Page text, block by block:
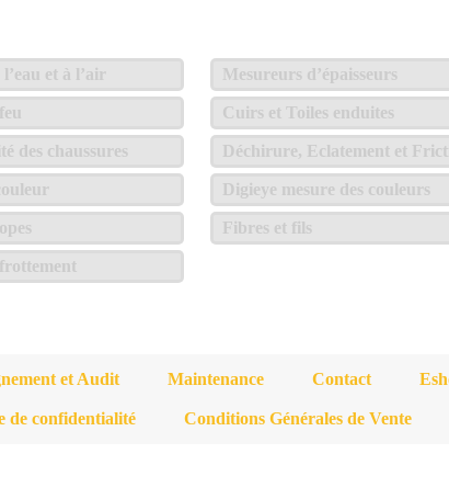
et à l’air Mesureurs d’épaisseurs
Cuirs et Toiles enduites
des chaussures Déchirure, Eclatement et
Digieye mesure des couleurs
Fibres et fils
et Audit Maintenance Contact
de confidentialité Conditions Générales de Vente